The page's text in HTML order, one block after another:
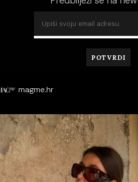
magme.hr